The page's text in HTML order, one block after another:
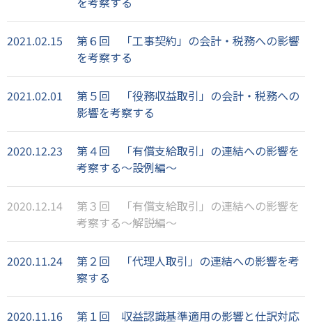
2021.02.15
第６回 「工事契約」の会計・税務への影響
を考察する
2021.02.01
第５回 「役務収益取引」の会計・税務への
影響を考察する
2020.12.23
第４回 「有償支給取引」の連結への影響を
考察する～設例編～
2020.12.14
第３回 「有償支給取引」の連結への影響を
考察する～解説編～
2020.11.24
第２回 「代理人取引」の連結への影響を考
察する
2020.11.16 第１回 収益認識基準適用の影響と仕訳対応